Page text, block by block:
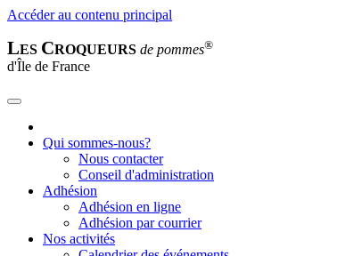
Accéder au contenu principal
LES CROQUEURS de pommes®
d'Île de France
Qui sommes-nous?
Nous contacter
Conseil d'administration
Adhésion
Adhésion en ligne
Adhésion par courrier
Nos activités